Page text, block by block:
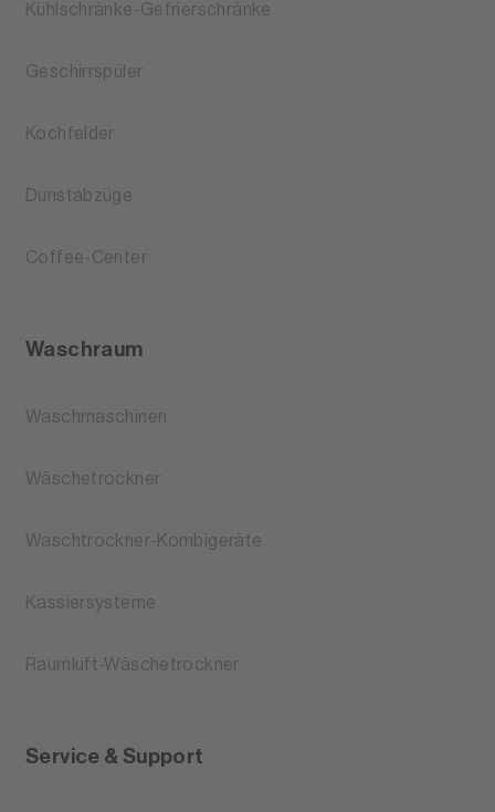
Kühlschränke-Gefrierschränke
Geschirrspüler
Kochfelder
Dunstabzüge
Coffee-Center
Waschraum
Waschmaschinen
Wäschetrockner
Waschtrockner-Kombigeräte
Kassiersysteme
Raumluft-Wäschetrockner
Service & Support